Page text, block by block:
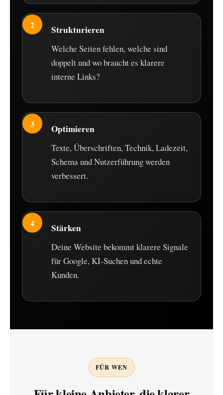
Strukturieren
Welche Seiten fehlen, welche sind
doppelt und wo braucht es klarere
interne Links?
Optimieren
Texte, Überschriften, Technik, Ladezeit,
Schema und Nutzerführung werden
verbessert.
Stärken
Deine Website bekommt klarere Signale
für Google, KI-Suchen und echte
Kunden.
FÜR WEN